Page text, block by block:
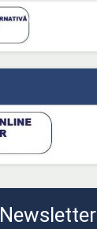
Newsletter